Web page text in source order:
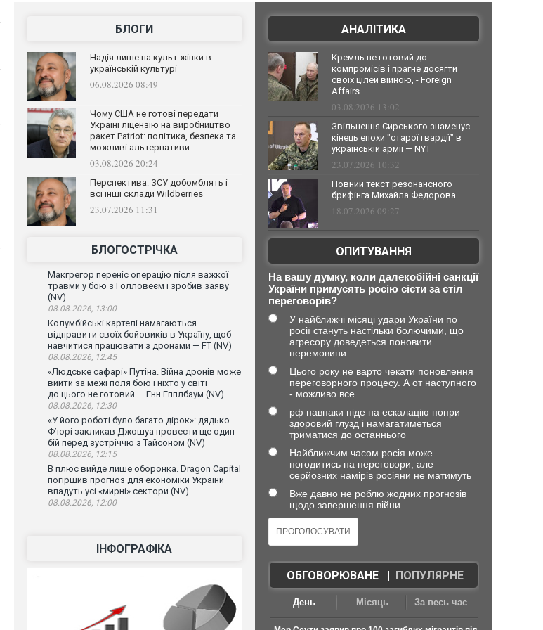
БЛОГИ
Надія лише на культ жінки в
українській культурі
06.08.2026 08:49
Чому США не готові передати
Україні ліцензію на виробництво
ракет Patriot: політика, безпека та
можливі альтернативи
03.08.2026 20:24
Перспектива: ЗСУ добомблять і
всі інші склади Wildberries
23.07.2026 11:31
БЛОГОСТРІЧКА
Макгрегор переніс операцію після важкої
травми у бою з Голловеєм і зробив заяву
(NV)
08.08.2026, 13:00
Колумбійські картелі намагаються
відправити своїх бойовиків в Україну, щоб
навчитися працювати з дронами — FT (NV)
08.08.2026, 12:45
«Людське сафарі» Путіна. Війна дронів може
вийти за межі поля бою і ніхто у світі
до цього не готовий — Енн Епплбаум (NV)
08.08.2026, 12:30
«У його роботі було багато дірок»: дядько
Ф’юрі закликав Джошуа провести ще один
бій перед зустріччю з Тайсоном (NV)
08.08.2026, 12:15
В плюс вийде лише оборонка. Dragon Capital
погіршив прогноз для економіки України —
впадуть усі «мирні» сектори (NV)
08.08.2026, 12:00
ІНФОГРАФІКА
АНАЛІТИКА
Кремль не готовий до
компромісів і прагне досягти
своїх цілей війною, - Foreign
Affairs
03.08.2026 13:02
Звільнення Сирського знаменує
кінець епохи "старої гвардії" в
українській армії — NYT
23.07.2026 10:32
Повний текст резонансного
брифінга Михайла Федорова
18.07.2026 09:27
ОПИТУВАННЯ
На вашу думку, коли далекобійні санкції
України примусять росію сісти за стіл
переговорів?
У найближчі місяці удари України по
росії стануть настільки болючими, що
агресору доведеться поновити
перемовини
Цього року не варто чекати поновлення
переговорного процесу. А от наступного
- можливо все
рф навпаки піде на ескалацію попри
здоровий глузд і намагатиметься
триматися до останнього
Найближчим часом росія може
погодитись на переговори, але
серйозних намірів росіяни не матимуть
Вже давно не роблю жодних прогнозів
щодо завершення війни
ОБГОВОРЮВАНЕ| ПОПУЛЯРНЕ
День Місяць За весь час